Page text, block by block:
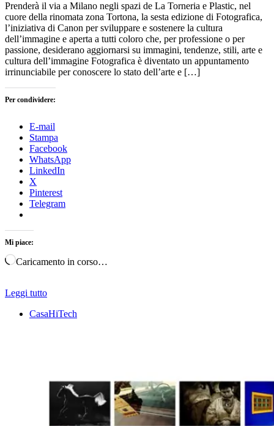
Prenderà il via a Milano negli spazi de La Torneria e Plastic, nel
cuore della rinomata zona Tortona, la sesta edizione di Fotografica,
l’iniziativa di Canon per sviluppare e sostenere la cultura
dell’immagine e aperta a tutti coloro che, per professione o per
passione, desiderano aggiornarsi su immagini, tendenze, stili, arte e
cultura dell’immagine Fotografica è diventato un appuntamento
irrinunciabile per conoscere lo stato dell’arte e […]
Per condividere:
E-mail
Stampa
Facebook
WhatsApp
LinkedIn
X
Pinterest
Telegram
Mi piace:
Caricamento in corso…
Leggi tutto
CasaHiTech